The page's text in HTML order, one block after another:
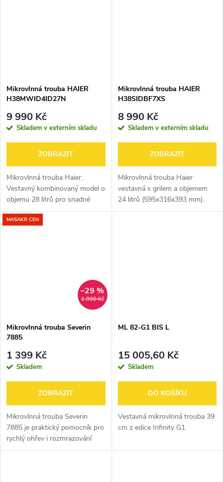
Mikrovlnná trouba HAIER
H38MWID4ID27N
9 990 Kč
Skladem v externím skladu
ZOBRAZIT
Mikrovlnná trouba Haier.
Vestavný kombinovaný model o
objemu 28 litrů pro snadné
vaření. 595x401x388 mm,
barva černá
Mikrovlnná trouba HAIER
H38SIDBF7XS
8 990 Kč
Skladem v externím skladu
ZOBRAZIT
Mikrovlnná trouba Haier
vestavná s grilem a objemem
24 litrů (595x316x393 mm).
Stylový černý design a vysoký
MASAKR CEN
1 990 Kč
–29 %
Mikrovlnná trouba Severin
7885
1 399 Kč
Skladem
ZOBRAZIT
Mikrovlnná trouba Severin
7885 je praktický pomocník pro
rychlý ohřev i rozmrazování
jídel. Nabízí jednoduché
ML 82-G1 BIS L
15 005,60 Kč
Skladem
DO KOŠÍKU
Vestavná mikrovlnná trouba 39
cm z edice Infinity G1